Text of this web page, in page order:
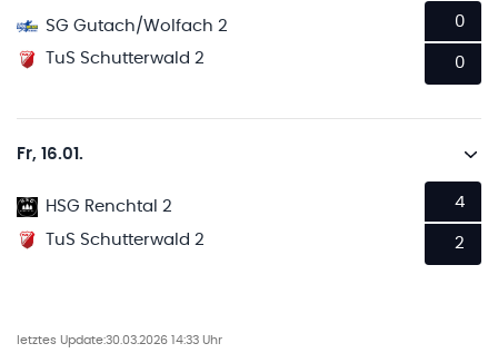
SG Gutach/Wolfach 2
TuS Schutterwald 2
0
0
Fr, 16.01.
HSG Renchtal 2
TuS Schutterwald 2
4
2
letztes Update:30.03.2026 14:33 Uhr